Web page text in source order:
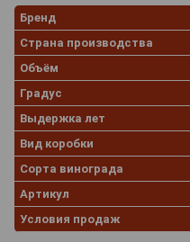
Бренд
Страна производства
Объём
Градус
Выдержка лет
Вид коробки
Сорта винограда
Артикул
Условия продаж